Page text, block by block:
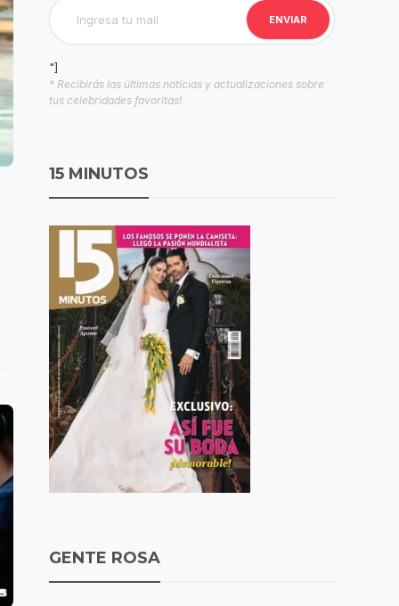
"]
* Recibirás las últimas noticias y actualizaciones sobre
tus celebridades favoritas!
15 MINUTOS
GENTE ROSA